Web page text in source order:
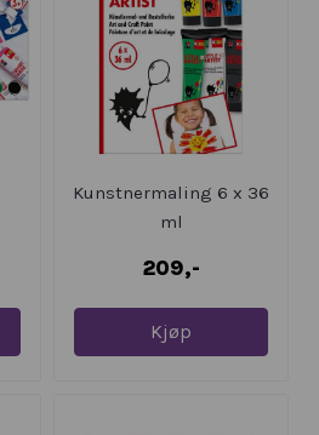
Kunstnermaling 6 x 36
ml
209,-
Kjøp